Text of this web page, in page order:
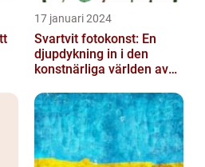
17 januari 2024
Svartvit fotokonst: En
djupdykning in i den
konstnärliga världen av